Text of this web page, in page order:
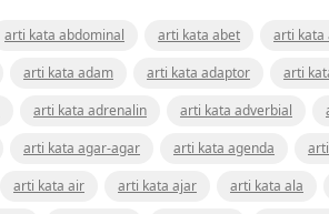
arti kata abdominal arti kata abet arti kata
arti kata adam arti kata adaptor arti
arti kata adrenalin arti kata adverbial
arti kata agar-agar arti kata agenda
arti kata air arti kata ajar arti kata ala